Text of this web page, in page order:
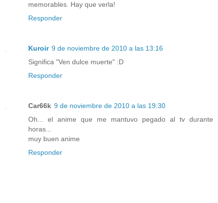
memorables. Hay que verla!
Responder
Kuroir 9 de noviembre de 2010 a las 13:16
Significa "Ven dulce muerte" :D
Responder
Car66k 9 de noviembre de 2010 a las 19:30
Oh... el anime que me mantuvo pegado al tv durante
horas...
muy buen anime
Responder